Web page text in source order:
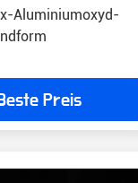
Aluminiumoxyd-
Beste Preis